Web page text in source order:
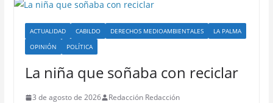
ACTUALIDAD CABILDO DERECHOS MEDIOAMBIENTALES
LA PALMA
OPINIÓN
POLÍTICA
La niña que soñaba con reciclar
3 de agosto de 2026 Redacción Redacción